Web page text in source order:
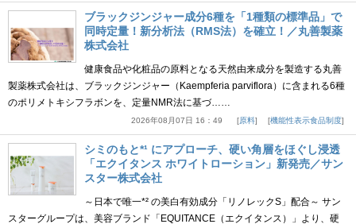
ブラックジンジャー成分6種を「1種類の標準品」で
同時定量！新分析法（RMS法）を確立！／丸善製薬
株式会社
健康食品や化粧品の原料となる天然由来成分を製造する丸善
製薬株式会社は、ブラックジンジャー（Kaempferia parviflora）に含まれる6種
のポリメトキシフラボンを、定量NMR法に基づ……
2026年08月07日 16：49 原料 機能性表示食品制度
シミのもと*¹ にアプローチ、硬い角層をほぐし浸透
「エクイタンス ホワイトローション」新発売／サン
スター株式会社
～日本で唯一*² の美白有効成分「リノレックS」配合～ サン
スターグループは、美容ブランド「EQUITANCE（エクイタンス）」より、硬